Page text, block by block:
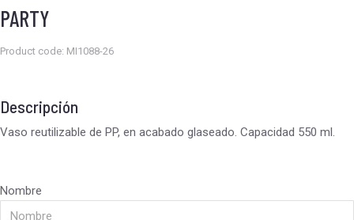
PARTY
Product code: MI1088-26
Descripción
Vaso reutilizable de PP, en acabado glaseado. Capacidad 550 ml.
Nombre